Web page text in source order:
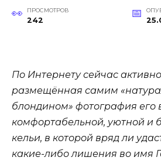
ПРОСМОТРОВ
242
По Интернету сейчас
размещённая самим
блондином» фотография его
комфортабельной, уютной и
кельи, в которой вряд ли
какие-либо лишения во имя